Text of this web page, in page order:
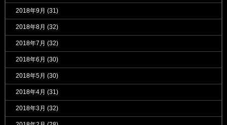
2018年9月 (31)
2018年8月 (32)
2018年7月 (32)
2018年6月 (30)
2018年5月 (30)
2018年4月 (31)
2018年3月 (32)